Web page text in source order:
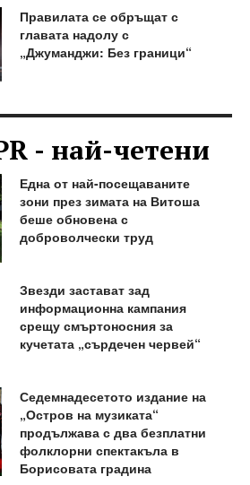
Правилата се обръщат с
главата надолу с
„Джуманджи: Без граници“
- най-четени
Една от най-посещаваните
зони през зимата на Витоша
беше обновена с
доброволчески труд
Звезди застават зад
информационна кампания
срещу смъртоносния за
кучетата „сърдечен червей“
Седемнадесетото издание на
„Остров на музиката“
продължава с два безплатни
фолклорни спектакъла в
Борисовата градина